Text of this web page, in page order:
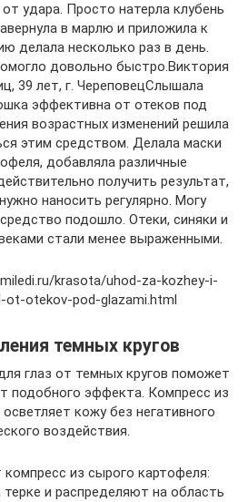
удара. Просто натерла клубень
в марлю и приложила к
делала несколько раз в день.
довольно быстро.Виктория
39 лет, г. ЧереповецСлышала
эффективна от отеков под
возрастных изменений решила
этим средством. Делала маски
добавляла различные
получить результат,
наносить регулярно. Могу
подошло. Отеки, синяки и
стали менее выраженными.
krasota/uhod-za-kozhey-i-
otekov-pod-glazami.html
темных кругов
глаз от темных кругов поможет
подобного эффекта. Компресс из
кожу без негативного
воздействия.
из сырого картофеля:
и распределяют на область